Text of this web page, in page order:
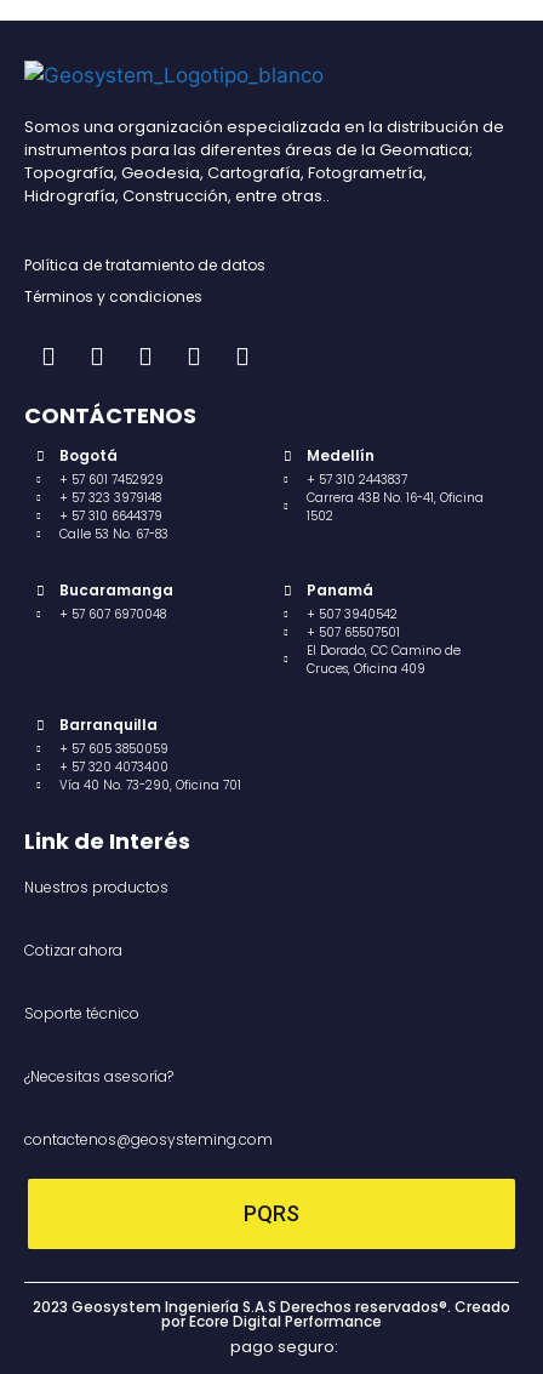
Somos una organización especializada en la distribución de
instrumentos para las diferentes áreas de la Geomatica;
Topografía, Geodesia, Cartografía, Fotogrametría,
Hidrografía, Construcción, entre otras..
Política de tratamiento de datos
Términos y condiciones
CONTÁCTENOS
Bogotá
+ 57 601 7452929
+ 57 323 3979148
+ 57 310 6644379
Calle 53 No. 67-83
Medellín
+ 57 310 2443837
Carrera 43B No. 16-41, Oficina
1502
Bucaramanga
+ 57 607 6970048
Panamá
+ 507 3940542
+ 507 65507501
El Dorado, CC Camino de
Cruces, Oficina 409
Barranquilla
+ 57 605 3850059
+ 57 320 4073400
Vía 40 No. 73-290, Oficina 701
Link de Interés
Nuestros productos
Cotizar ahora
Soporte técnico
¿Necesitas asesoría?
contactenos@geosysteming.com
PQRS
2023 Geosystem Ingeniería S.A.S Derechos reservados®. Creado
por Ecore Digital Performance
pago seguro: